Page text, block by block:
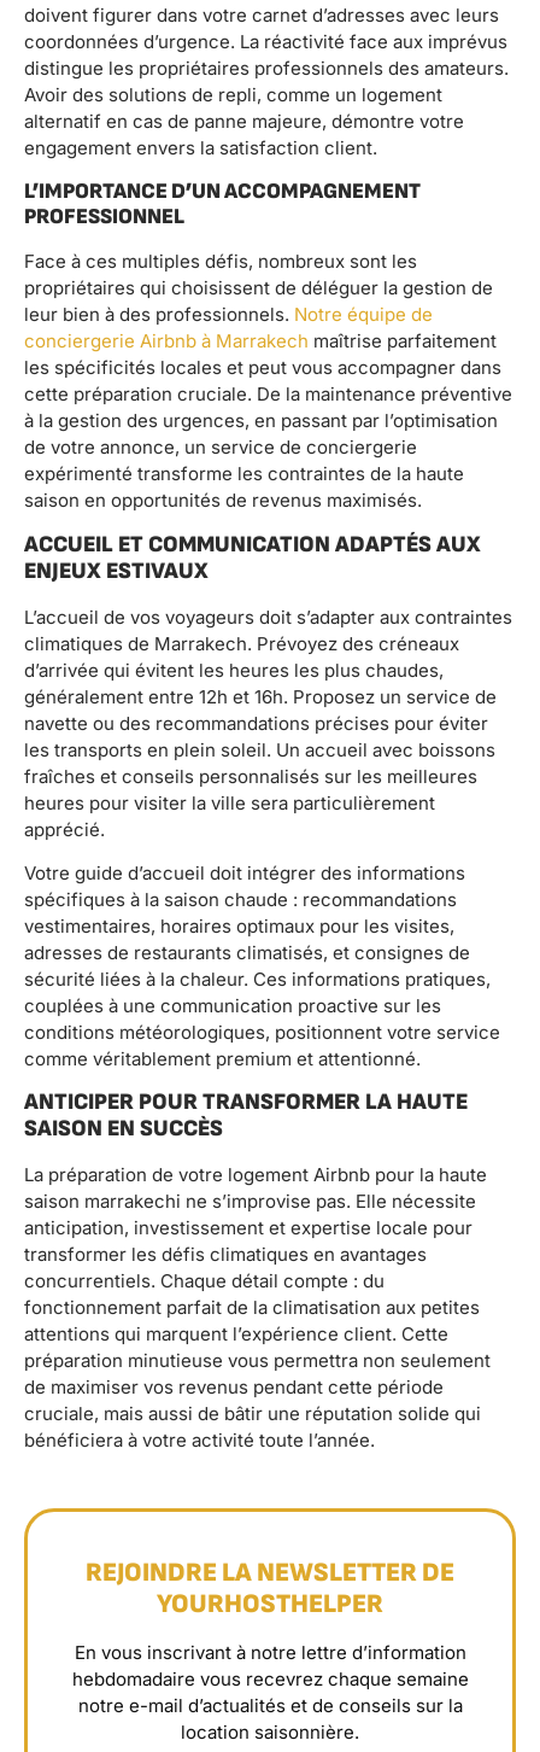
doivent figurer dans votre carnet d’adresses avec leurs
coordonnées d’urgence. La réactivité face aux imprévus
distingue les propriétaires professionnels des amateurs.
Avoir des solutions de repli, comme un logement
alternatif en cas de panne majeure, démontre votre
engagement envers la satisfaction client.
L’IMPORTANCE D’UN ACCOMPAGNEMENT
PROFESSIONNEL
Face à ces multiples défis, nombreux sont les
propriétaires qui choisissent de déléguer la gestion de
leur bien à des professionnels. Notre équipe de
conciergerie Airbnb à Marrakech maîtrise parfaitement
les spécificités locales et peut vous accompagner dans
cette préparation cruciale. De la maintenance préventive
à la gestion des urgences, en passant par l’optimisation
de votre annonce, un service de conciergerie
expérimenté transforme les contraintes de la haute
saison en opportunités de revenus maximisés.
ACCUEIL ET COMMUNICATION ADAPTÉS AUX
ENJEUX ESTIVAUX
L’accueil de vos voyageurs doit s’adapter aux contraintes
climatiques de Marrakech. Prévoyez des créneaux
d’arrivée qui évitent les heures les plus chaudes,
généralement entre 12h et 16h. Proposez un service de
navette ou des recommandations précises pour éviter
les transports en plein soleil. Un accueil avec boissons
fraîches et conseils personnalisés sur les meilleures
heures pour visiter la ville sera particulièrement
apprécié.
Votre guide d’accueil doit intégrer des informations
spécifiques à la saison chaude : recommandations
vestimentaires, horaires optimaux pour les visites,
adresses de restaurants climatisés, et consignes de
sécurité liées à la chaleur. Ces informations pratiques,
couplées à une communication proactive sur les
conditions météorologiques, positionnent votre service
comme véritablement premium et attentionné.
ANTICIPER POUR TRANSFORMER LA HAUTE
SAISON EN SUCCÈS
La préparation de votre logement Airbnb pour la haute
saison marrakechi ne s’improvise pas. Elle nécessite
anticipation, investissement et expertise locale pour
transformer les défis climatiques en avantages
concurrentiels. Chaque détail compte : du
fonctionnement parfait de la climatisation aux petites
attentions qui marquent l’expérience client. Cette
préparation minutieuse vous permettra non seulement
de maximiser vos revenus pendant cette période
cruciale, mais aussi de bâtir une réputation solide qui
bénéficiera à votre activité toute l’année.
REJOINDRE LA NEWSLETTER DE
YOURHOSTHELPER
En vous inscrivant à notre lettre d’information
hebdomadaire vous recevrez chaque semaine
notre e-mail d’actualités et de conseils sur la
location saisonnière.